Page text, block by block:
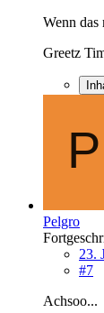
Wenn das
Greetz
Pelgro
23.
#7
Achsoo...